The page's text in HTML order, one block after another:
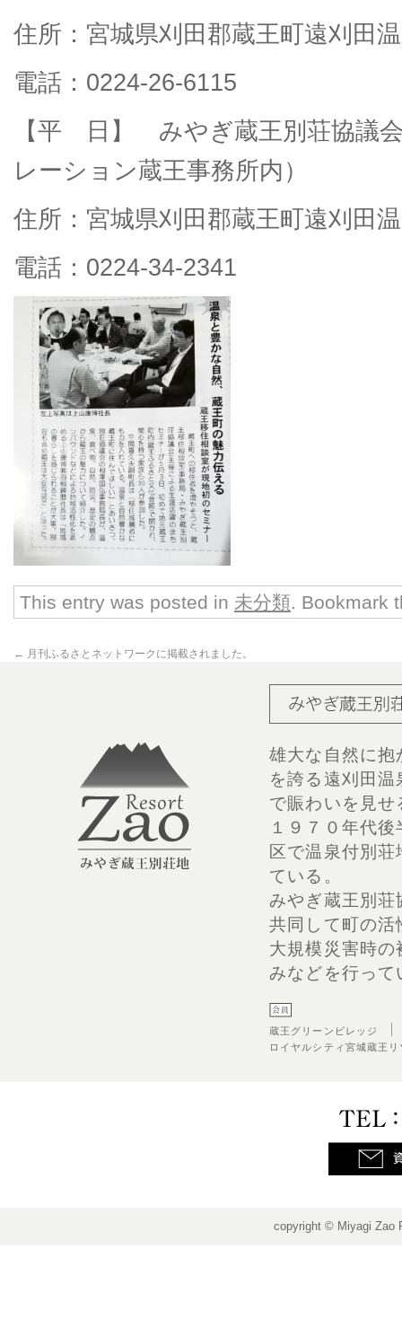
住所：宮城県刈田郡蔵王町遠刈田
電話：0224-26-6115
【平 日】 みやぎ蔵王別荘協議
レーション蔵王事務所内）
住所：宮城県刈田郡蔵王町遠刈田
電話：0224-34-2341
This entry was posted in 未分類. Bookmark
← 月刊ふるさとネットワークに掲載されました。
雄大な自然に
を誇る遠刈田
で賑わいを見せ
１９７０年代
区で温泉付別
ている。
みやぎ蔵王別
共同して町の
大規模災害時
みなどを行って
蔵王グリーンビレッジ
ロイヤルシティ宮城蔵王リ
copyright © Miyagi Zao